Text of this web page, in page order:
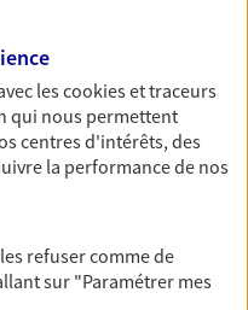
chapitre de
expert. Découvrez
Retraite)
retraite.
ainsi que celles de
santé qui
lescookies et traceurs
qui nous permettent
centres d'intérêts, des
la performance de nos
refuser comme de
sur "Paramétrer mes